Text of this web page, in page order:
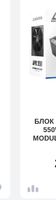
БЛОК